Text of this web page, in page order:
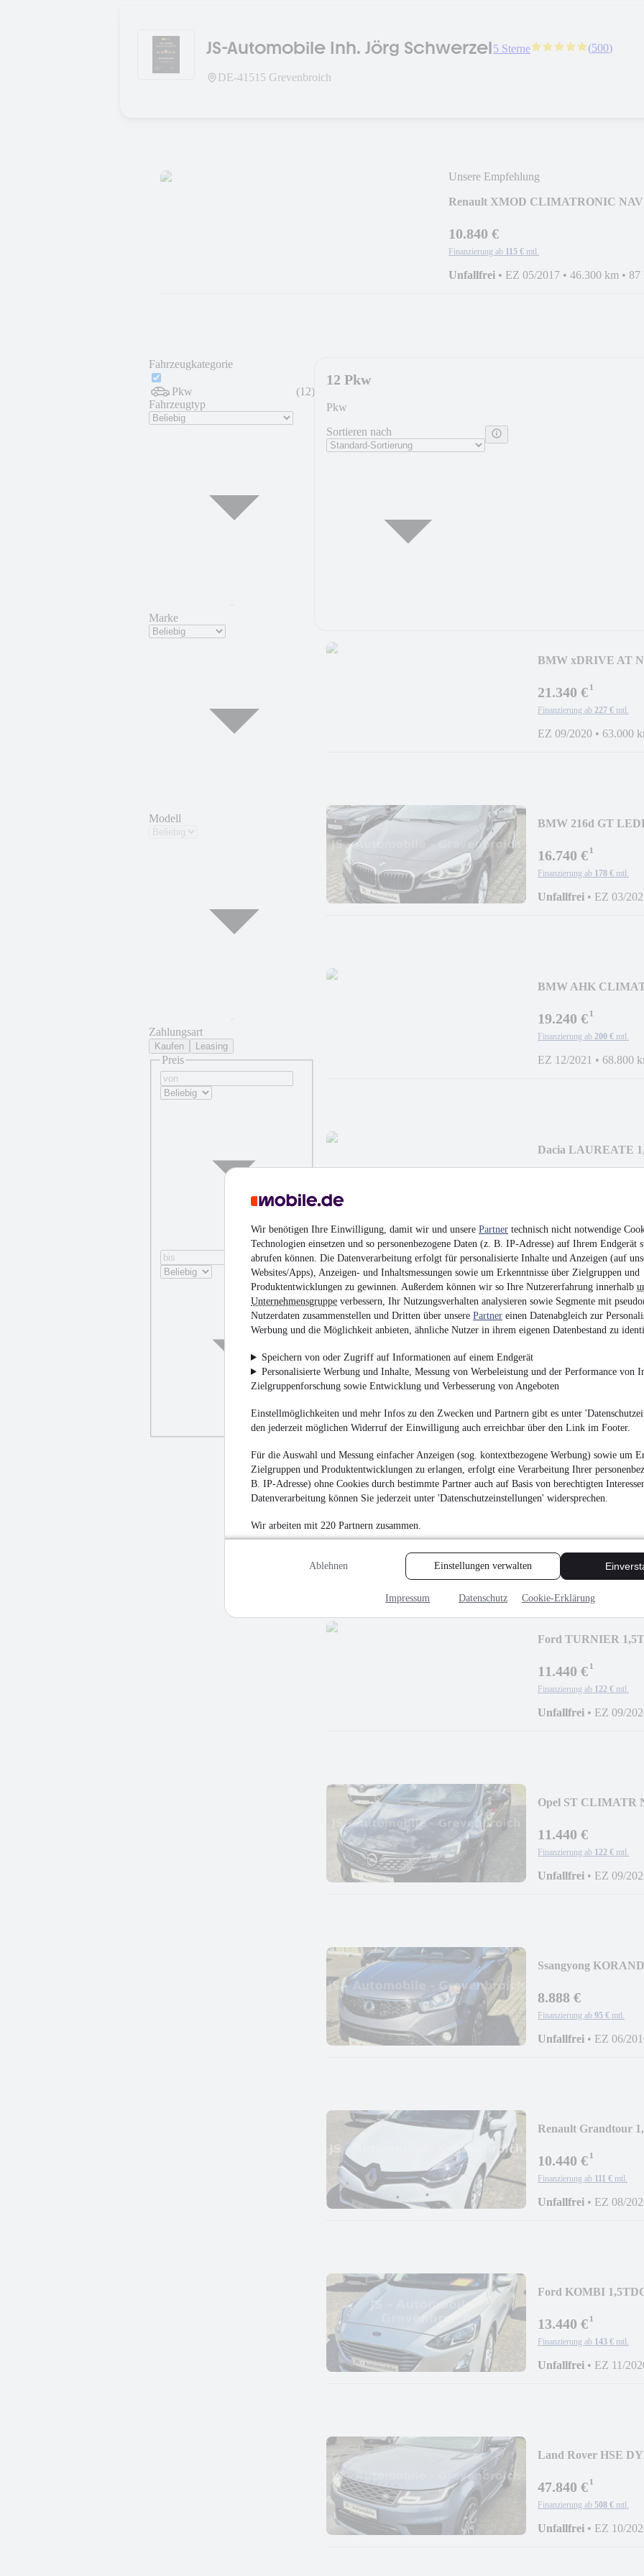
Wir benötigen Ihre Einwilligung, damit wir und unsere Partner technisch nicht notwendige
Technologien einsetzen und so personenbezogene Daten (z. B. IP-Adresse) auf Ihrem Endgerät
abrufen können. Die Datenverarbeitung erfolgt für personalisierte Inhalte und Anzeigen (auf
Websites/Apps), Anzeigen- und Inhaltsmessungen sowie um Erkenntnisse über Zielgruppen und
Produktentwicklungen zu gewinnen. Außerdem können wir so Ihre Nutzererfahrung innerhalb
Unternehmensgruppe verbessern, Ihr Nutzungsverhalten analysieren sowie Segmente mit
Nutzerdaten zusammenstellen und Dritten über unsere Partner einen Datenabgleich zur
Werbung und die Möglichkeit anbieten, ähnliche Nutzer in ihrem eigenen Datenbestand zu
Speichern von oder Zugriff auf Informationen auf einem Endgerät
Personalisierte Werbung und Inhalte, Messung von Werbeleistung und der Performance von
Zielgruppenforschung sowie Entwicklung und Verbesserung von Angeboten
Einstellmöglichkeiten und mehr Infos zu den Zwecken und Partnern gibt es unter
den jederzeit möglichen Widerruf der Einwilligung auch erreichbar über den Link im Footer.
Für die Auswahl und Messung einfacher Anzeigen (sog. kontextbezogene Werbung) sowie um
Zielgruppen und Produktentwicklungen zu erlangen, erfolgt eine Verarbeitung Ihrer
B. IP-Adresse) ohne Cookies durch bestimmte Partner auch auf Basis von berechtigten
Datenverarbeitung können Sie jederzeit unter 'Datenschutzeinstellungen' widersprechen.
Wir arbeiten mit 220 Partnern zusammen.
Ablehnen Einstellungen verwalten
Impressum Datenschutz Cookie-Erklärung
JS-Automobile Inh. Jörg Schwerzel5 Sterne (500)
DE-41515 Grevenbroich
Unsere Empfehlung
Renault XMOD CLIMATRONIC
10.840 €
Finanzierung ab 115 € mtl.
Unfallfrei • EZ 05/2017 • 46.300 km • 87
Fahrzeugkategorie
Pkw (12)
Fahrzeugtyp
Marke
Modell
Zahlungsart
Kaufen Leasing
Preis
12 Pkw
Pkw
Sortieren nach
BMW xDRIVE AT
21.340 €¹
Finanzierung ab 227 € mtl.
EZ 09/2020 • 63.000
BMW 216d GT
16.740 €¹
Finanzierung ab 178 € mtl.
Unfallfrei • EZ 03/
BMW AHK
19.240 €¹
Finanzierung ab 200 € mtl.
EZ 12/2021 • 68.800
Dacia LAUREATE
EZ 11/2017 76.000
Renault XMOD
KAMERA PDC A
Unfallfrei
Smart FORTWO
ALLWETTER
9.900 €
Ford TURNIER
11.440 €¹
Finanzierung ab 122 € mtl.
Unfallfrei • EZ 09/
Opel ST CLIMATR
11.440 €
Finanzierung ab 122 € mtl.
Unfallfrei • EZ 09/
Ssangyong
8.888 €
Finanzierung ab 95 € mtl.
Unfallfrei • EZ 06/
Renault Grandtour
10.440 €¹
Finanzierung ab 111 € mtl.
Unfallfrei • EZ 08/
Ford KOMBI
13.440 €¹
Finanzierung ab 143 € mtl.
Unfallfrei • EZ 11/
Land Rover HSE
47.840 €¹
Finanzierung ab 508 € mtl.
Unfallfrei • EZ 10/